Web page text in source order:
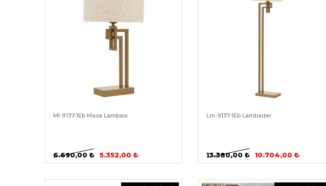
Ml-9137-1Eb Masa Lambası
6.690,00 ₺ 5.352,00 ₺
Lm-9137-1Eb Lambader
13.380,00 ₺ 10.704,00 ₺